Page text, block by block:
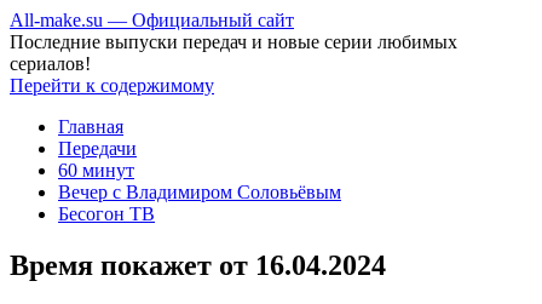
All-make.su — Официальный сайт
Последние выпуски передач и новые серии любимых
сериалов!
Перейти к содержимому
Главная
Передачи
60 минут
Вечер с Владимиром Соловьёвым
Бесогон ТВ
Время покажет от 16.04.2024